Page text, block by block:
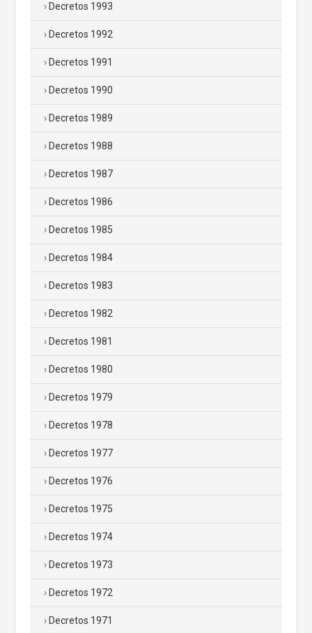
Decretos 1993
Decretos 1992
Decretos 1991
Decretos 1990
Decretos 1989
Decretos 1988
Decretos 1987
Decretos 1986
Decretos 1985
Decretos 1984
Decretos 1983
Decretos 1982
Decretos 1981
Decretos 1980
Decretos 1979
Decretos 1978
Decretos 1977
Decretos 1976
Decretos 1975
Decretos 1974
Decretos 1973
Decretos 1972
Decretos 1971